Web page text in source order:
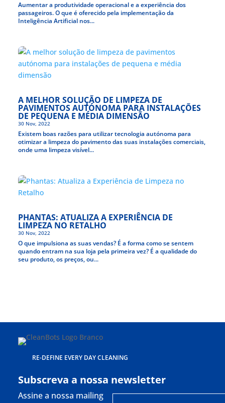
Aumentar a produtividade operacional e a experiência dos
passageiros. O que é oferecido pela implementação da
Inteligência Artificial nos...
A MELHOR SOLUÇÃO DE LIMPEZA DE
PAVIMENTOS AUTÓNOMA PARA INSTALAÇÕES
DE PEQUENA E MÉDIA DIMENSÃO
30 Nov, 2022
Existem boas razões para utilizar tecnologia autónoma para
otimizar a limpeza do pavimento das suas instalações comerciais,
onde uma limpeza visível...
PHANTAS: ATUALIZA A EXPERIÊNCIA DE
LIMPEZA NO RETALHO
30 Nov, 2022
O que impulsiona as suas vendas? É a forma como se sentem
quando entram na sua loja pela primeira vez? É a qualidade do
seu produto, os preços, ou...
RE-DEFINE EVERY DAY CLEANING
Subscreva a nossa newsletter
Assine a nossa mailing